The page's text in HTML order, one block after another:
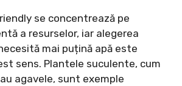
se concentrează pe
a resurselor, iar alegerea
mai puțină apă este
sens. Plantele suculente, cum
agavele, sunt exemple